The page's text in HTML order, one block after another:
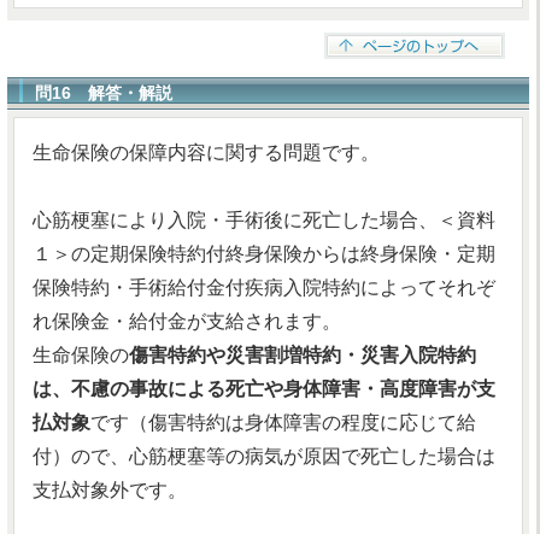
問16 解答・解説
生命保険の保障内容に関する問題です。
心筋梗塞により入院・手術後に死亡した場合、＜資料
１＞の定期保険特約付終身保険からは終身保険・定期
保険特約・手術給付金付疾病入院特約によってそれぞ
れ保険金・給付金が支給されます。
生命保険の傷害特約や災害割増特約・災害入院特約
は、不慮の事故による死亡や身体障害・高度障害が支
払対象です（傷害特約は身体障害の程度に応じて給
付）ので、心筋梗塞等の病気が原因で死亡した場合は
支払対象外です。